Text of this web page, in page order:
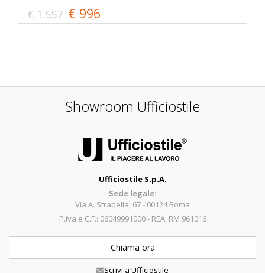
€ 1.557 € 996
Showroom Ufficiostile
Ufficiostile S.p.A.
Sede legale:
Via A. Stradella, 67 - 00124 Roma
P.iva e C.F.: 06049991000 - REA: RM 961016
Chiama ora
Scrivi a Ufficiostile